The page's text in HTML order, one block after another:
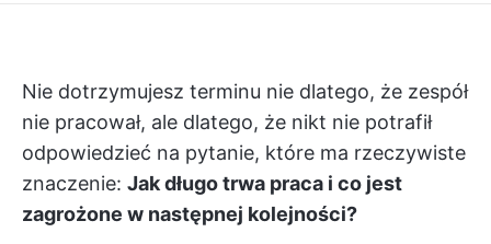
Nie dotrzymujesz terminu nie dlatego, że zespół
nie pracował, ale dlatego, że nikt nie potrafił
odpowiedzieć na pytanie, które ma rzeczywiste
znaczenie: Jak długo trwa praca i co jest
zagrożone w następnej kolejności?